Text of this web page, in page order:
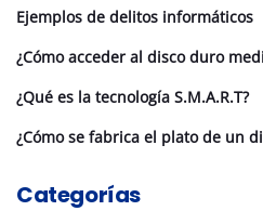
Ejemplos de delitos informáticos
¿Cómo acceder al disco duro
¿Qué es la tecnología S.M.A.R.T?
¿Cómo se fabrica el plato de un
Categorías